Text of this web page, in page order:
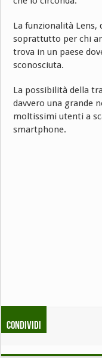
La funzionalità Lens,
soprattutto per chi
trova in un paese
sconosciuta.
La possibilità della
davvero una grande
moltissimi utenti a
smartphone.
Condividi